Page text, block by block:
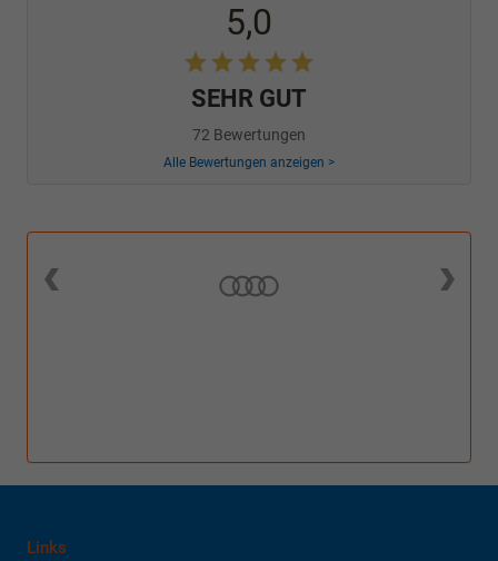
5,0
SEHR GUT
72 Bewertungen
Alle Bewertungen anzeigen >
Links